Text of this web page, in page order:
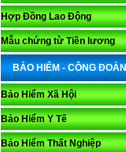
Hợp Đồng Lao Động
Mẫu chứng từ Tiền lương
BẢO HIỂM - CÔNG ĐOÀN
Bảo Hiểm Xã Hội
Bảo Hiểm Y Tế
Bảo Hiểm Thất Nghiệp